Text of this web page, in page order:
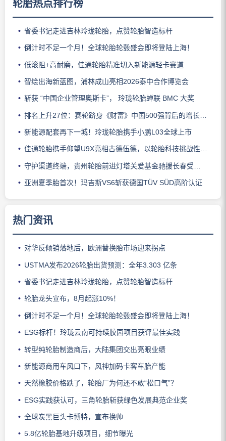
轮胎热点排行榜
省委书记走进吉林玲珑轮胎，点赞轮胎智造标杆
倒计时不足一个月！全球轮胎轮毂盛会即将登陆上海！
低滚阻+高耐磨，佳通轮胎精准切入新能源轻卡赛道
智绘出海新蓝图，浦林成山亮相2026泰中合作博览会
斩获 “中国企业管理奥斯卡”， 玲珑轮胎蝉联 BMC 大奖
排名上升27位：赛轮跻身《财富》中国500强背后的增长逻辑
新能源配套再下一城！玲珑轮胎携手小鹏L03全球上市
佳通轮胎携手仰望U9X亮相古德伍德，以轮胎科技挑战性能边界
守护渠道终端，贵州轮胎前进灯塔关爱基金驰援长春受灾门店
亚洲夏季胎首次！玛吉斯VS6斩获德国TÜV SÜD高阶认证
热门资讯
对华反倾销落地后，欧洲替换胎市场迎来拐点
USTMA发布2026轮胎出货预测：全年3.303 亿条
省委书记走进吉林玲珑轮胎，点赞轮胎智造标杆
轮胎龙头宣布，8月起涨10%！
倒计时不足一个月！全球轮胎轮毂盛会即将登陆上海！
ESG标杆！玲珑云南可持续胶园项目获评最佳实践
转型纯轮胎制造商后，大陆集团交出亮眼业绩
新能源商用车风口下，风神加码卡客车胎产能
天然橡胶价格跌了，轮胎厂为何还不敢“松口气”？
ESG实践获认可，三角轮胎斩获绿色发展典范企业奖
全球炭黑巨头卡博特，宣布换帅
5.8亿轮胎基地升级项目，细节曝光